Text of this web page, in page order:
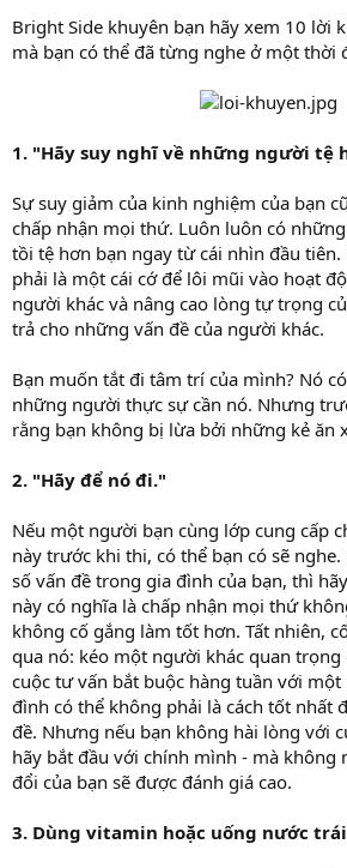
Bright Side khuyên bạn hãy xem 10 lời
mà bạn có thể đã từng nghe ở một thời
1. "Hãy suy nghĩ về những người tệ
Sự suy giảm của kinh nghiệm của bạn
chấp nhận mọi thứ. Luôn luôn có
tồi tệ hơn bạn ngay từ cái nhìn đầu
phải là một cái cớ để lôi mũi vào hoạt
người khác và nâng cao lòng tự trọng
trả cho những vấn đề của người khác.
Bạn muốn tắt đi tâm trí của mình? Nó
những người thực sự cần nó. Nhưng
rằng bạn không bị lừa bởi những kẻ ăn
2. "Hãy để nó đi."
Nếu một người bạn cùng lớp cung cấp
này trước khi thi, có thể bạn có sẽ
số vấn đề trong gia đình của bạn, thì
này có nghĩa là chấp nhận mọi thứ
không cố gắng làm tốt hơn. Tất nhiên,
qua nó: kéo một người khác quan trọng
cuộc tư vấn bắt buộc hàng tuần với
đình có thể không phải là cách tốt nhất
đề. Nhưng nếu bạn không hài lòng với
hãy bắt đầu với chính mình - mà
đổi của bạn sẽ được đánh giá cao.
3. Dùng vitamin hoặc uống nước